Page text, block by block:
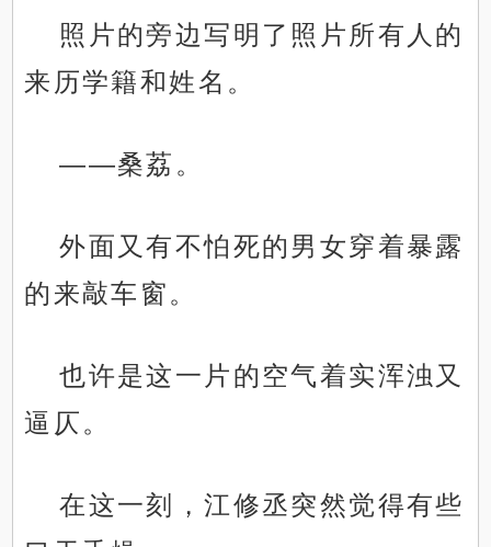
照片的旁边写明了照片所有人的
来历学籍和姓名。
——桑荔。
外面又有不怕死的男女穿着暴露
的来敲车窗。
也许是这一片的空气着实浑浊又
逼仄。
在这一刻，江修丞突然觉得有些